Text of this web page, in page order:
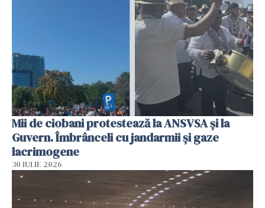
Mii de ciobani protestează la ANSVSA și la
Guvern. Îmbrânceli cu jandarmii și gaze
lacrimogene
30 IULIE 2026